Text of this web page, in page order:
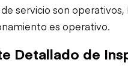
servicio son operativos,
es operativo.
Detallado de